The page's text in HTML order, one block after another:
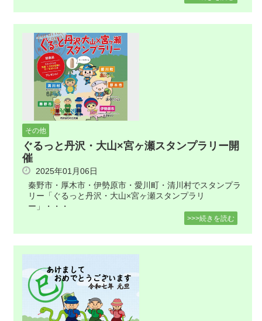
その他
ぐるっと丹沢・大山×宮ヶ瀬スタンプラリー開
催
2025年01月06日
秦野市・厚木市・伊勢原市・愛川町・清川村でスタンプラ
リー「ぐるっと丹沢・大山×宮ヶ瀬スタンプラリ
ー」・・・
>>>続きを読む